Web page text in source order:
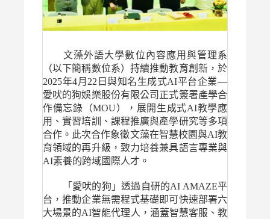
文藻外語大學數位內容應用與管理系
（以下簡稱數位系）持續推動教育創新，於
2025年4月22日與知名生成式AI平台企業—
愛吠的狗娛樂股份有限公司正式簽署產學合
作備忘錄（MOU），展開生成式AI教學應
用、實習培訓、課程推廣與產學研究等多項
合作。此次合作象徵文藻在智慧校園與AI教
育領域的再升級，致力培養兼具語言專業與
AI素養的跨域國際人才。
「愛吠的狗」透過自研的AI AMAZE平
台，推動企業無需程式基礎即可快速部署六
大場景的AI智能代理人，涵蓋智慧客服、教